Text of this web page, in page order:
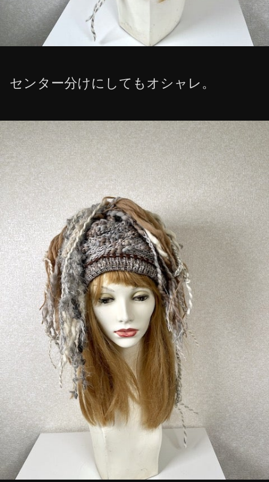
センター分けにしてもオシャレ。